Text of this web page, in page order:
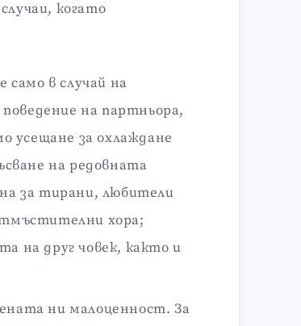
когато
само в случай на
на партньора,
усещане за охлаждане
на редовната
за тирани, любители
хора;
на друг човек, както и
ни малоценност. За